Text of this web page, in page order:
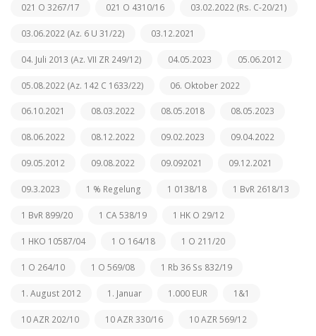
021 O 3267/17 021 O 4310/16 03.02.2022 (Rs. C-20/21)
03.06.2022 (Az. 6 U 31/22) 03.12.2021
04. Juli 2013 (Az. VII ZR 249/12) 04.05.2023 05.06.2012
05.08.2022 (Az. 142 C 1633/22) 06. Oktober 2022
06.10.2021 08.03.2022 08.05.2018 08.05.2023
08.06.2022 08.12.2022 09.02.2023 09.04.2022
09.05.2012 09.08.2022 09.092021 09.12.2021
09.3.2023 1 % Regelung 1 0138/18 1 BvR 2618/13
1 BvR 899/20 1 CA 538/19 1 HK O 29/12
1 HKO 10587/04 1 O 164/18 1 O 211/20
1 O 264/10 1 O 569/08 1 Rb 36 Ss 832/19
1. August 2012 1. Januar 1.000 EUR 1&1
10 AZR 202/10 10 AZR 330/16 10 AZR 569/12